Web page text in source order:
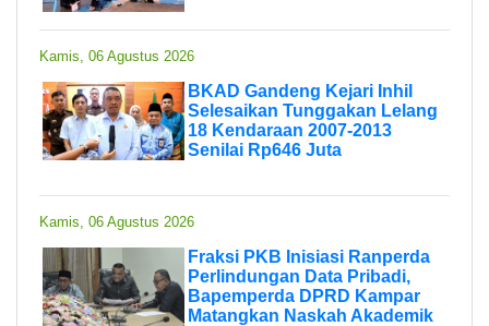
Kamis, 06 Agustus 2026
BKAD Gandeng Kejari Inhil
Selesaikan Tunggakan Lelang
18 Kendaraan 2007-2013
Senilai Rp646 Juta
Kamis, 06 Agustus 2026
Fraksi PKB Inisiasi Ranperda
Perlindungan Data Pribadi,
Bapemperda DPRD Kampar
Matangkan Naskah Akademik